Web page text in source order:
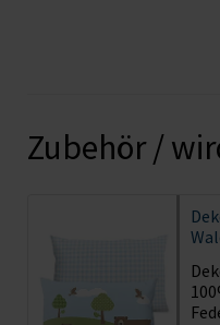
Zubehör /